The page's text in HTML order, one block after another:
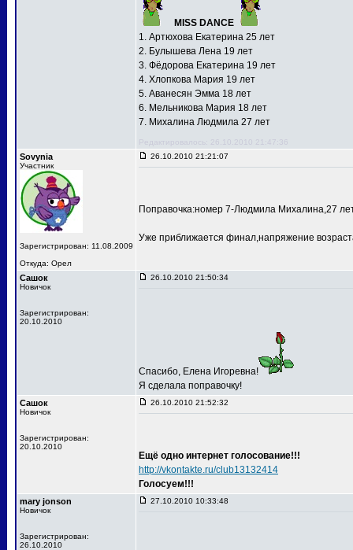
MISS DANCE
1. Артюхова Екатерина 25 лет
2. Булышева Лена 19 лет
3. Фёдорова Екатерина 19 лет
4. Хлопкова Мария 19 лет
5. Аванесян Эмма 18 лет
6. Мельникова Мария 18 лет
7. Михалина Людмила 27 лет
Редактировалось: 26.10.2010 21:47:36
Sovynia
Участник
Зарегистрирован: 11.08.2009
Откуда: Орел
26.10.2010 21:21:07
Поправочка:номер 7-Людмила Михалина,27
Уже приближается финал,напряжение
Сашок
Новичок
Зарегистрирован:
20.10.2010
26.10.2010 21:50:34
Спасибо, Елена Игоревна!
Я сделала поправочку!
Сашок
Новичок
Зарегистрирован:
20.10.2010
26.10.2010 21:52:32
Ещё одно интернет голосование!!!
http://vkontakte.ru/club13132414
Голосуем!!!
mary jonson
Новичок
Зарегистрирован:
26.10.2010
27.10.2010 10:33:48